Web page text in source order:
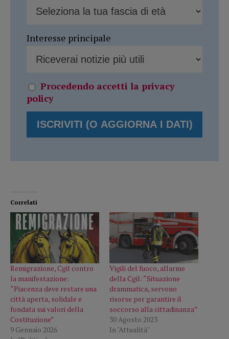
Interesse principale
Procedendo accetti la privacy
policy
Correlati
Remigrazione, Cgil contro
la manifestazione:
“Piacenza deve restare una
città aperta, solidale e
fondata sui valori della
Costituzione”
9 Gennaio 2026
Vigili del fuoco, allarme
della Cgil: “Situazione
drammatica, servono
risorse per garantire il
soccorso alla cittadinanza”
30 Agosto 2023
In "Attualità"